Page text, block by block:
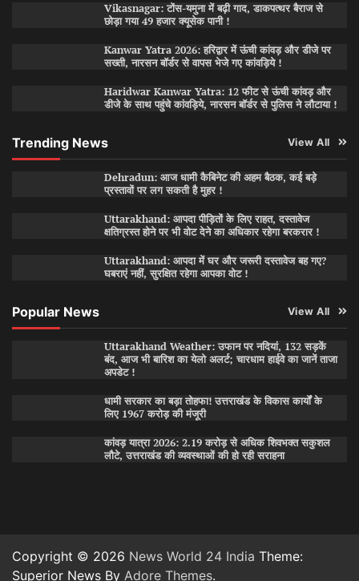
Vikasnagar: टोंस-यमुना में बढ़ी गाद, डाकपत्थर बैराज से
छोड़ा गया 49 हजार क्यूसेक पानी !
Kanwar Yatra 2026: हरिद्वार में ऊंची कांवड़ और डीजे पर
सख्ती, नारसन बॉर्डर से वापस भेजे गए कांवड़िये !
Haridwar Kanwar Yatra: 12 फीट से ऊंची कांवड़ और
डीजे के साथ पहुंचे कांवड़िये, नारसन बॉर्डर से पुलिस ने लौटाया !
Trending News View All
Dehradun: आज धामी कैबिनेट की अहम बैठक, कई बड़े
प्रस्तावों पर लग सकती है मुहर !
Uttarakhand: आपदा पीड़ितों के लिए राहत, दस्तावेज
क्षतिग्रस्त होने पर भी वोट देने का अधिकार रहेगा बरकरार !
Uttarakhand: आपदा में घर और जरूरी दस्तावेज बह गए?
घबराएं नहीं, सुरक्षित रहेगा आपका वोट !
Popular News View All
Uttarakhand Weather: उफान पर नदियां, 132 सड़कें
बंद, आज भी बारिश का येलो अलर्ट; चारधाम हाईवे का जानें ताजा
अपडेट !
धामी सरकार का बड़ा तोहफा! उत्तराखंड के विकास कार्यों के
लिए 1967 करोड़ की मंजूरी
कांवड़ यात्रा 2026: 2.19 करोड़ से अधिक शिवभक्त सकुशल
लौटे, उत्तराखंड की व्यवस्थाओं की हो रही सराहना
Copyright © 2026 News World 24 India Theme:
Superior News By Adore Themes.